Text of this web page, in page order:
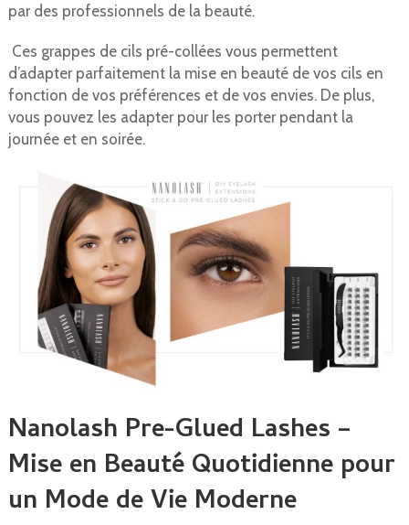
par des professionnels de la beauté.
Ces grappes de cils pré-collées vous permettent
d’adapter parfaitement la mise en beauté de vos cils en
fonction de vos préférences et de vos envies. De plus,
vous pouvez les adapter pour les porter pendant la
journée et en soirée.
Nanolash Pre-Glued Lashes –
Mise en Beauté Quotidienne pour
un Mode de Vie Moderne